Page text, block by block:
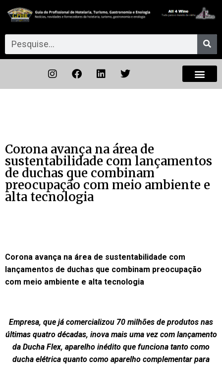
Corona avança na área de
sustentabilidade com lançamentos
de duchas que combinam
preocupação com meio ambiente e
alta tecnologia
Corona avança na área de sustentabilidade com
lançamentos de duchas que combinam preocupação
com meio ambiente e alta tecnologia
Empresa, que já comercializou 70 milhões de produtos nas
últimas quatro décadas, inova mais uma vez com lançamento
da Ducha Flex, aparelho inédito que funciona tanto como
ducha elétrica quanto como aparelho complementar para